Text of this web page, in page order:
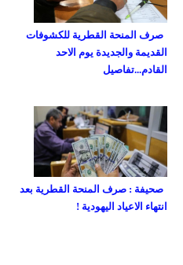
صرف المنحة القطرية للكشوفات
القديمة والجديدة يوم الاحد
القادم...تفاصيل
صحيفة : صرف المنحة القطرية بعد
انتهاء الاعياد اليهودية !